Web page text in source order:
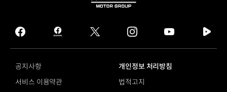
HYUNDAI
GROUP
facebook
hmg
journal
twitter instagram
tv
공지사항
개인정보 처리방침
서비스 이용약관
법적고지